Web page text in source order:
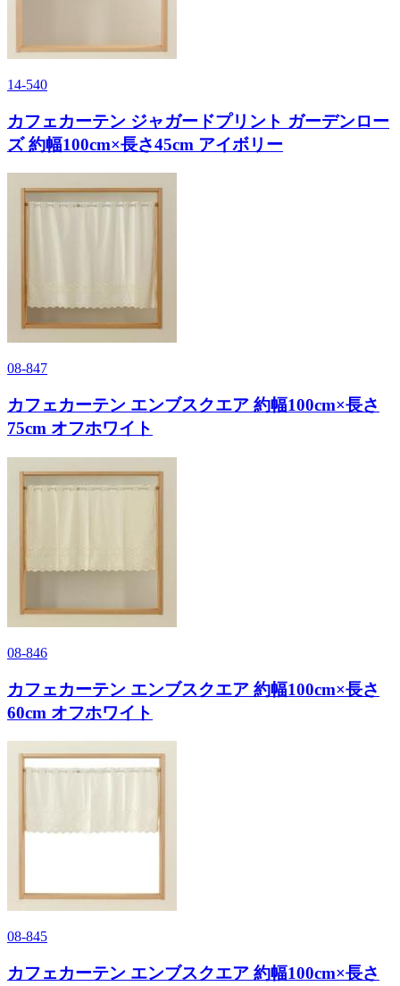
14-540
カフェカーテン ジャガードプリント ガーデンロー
ズ 約幅100cm×長さ45cm アイボリー
08-847
カフェカーテン エンブスクエア 約幅100cm×長さ
75cm オフホワイト
08-846
カフェカーテン エンブスクエア 約幅100cm×長さ
60cm オフホワイト
08-845
カフェカーテン エンブスクエア 約幅100cm×長さ